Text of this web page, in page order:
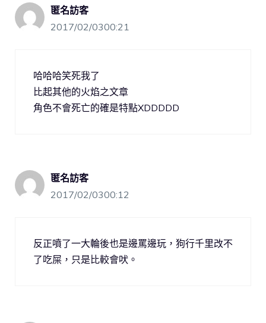
匿名訪客
2017/02/0300:21
哈哈哈笑死我了
比起其他的火焰之文章
角色不會死亡的確是特點XDDDDD
匿名訪客
2017/02/0300:12
反正噴了一大輪後也是邊罵邊玩，狗行千里改不
了吃屎，只是比較會吠。